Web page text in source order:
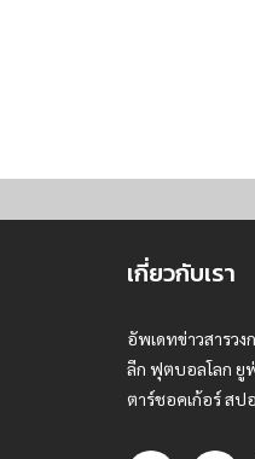
เกี่ยวกับเรา
อัพเดทข่าวสารว
ลีก ฟุตบอลโลก ยู
ตาร์ชอคเก้อร์ สป